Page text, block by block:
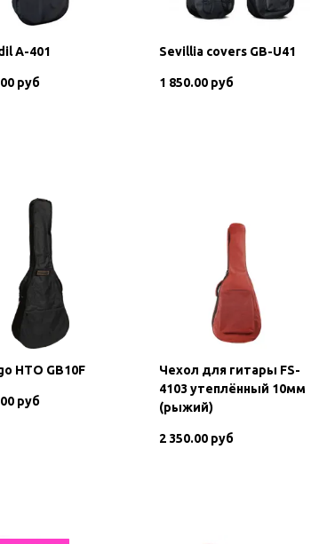
A-401
руб
Sevillia covers GB-U41
1 850.00 руб
HTO GB10F
руб
Чехол для гитары FS-
4103 утеплённый 10мм
(рыжий)
2 350.00 руб